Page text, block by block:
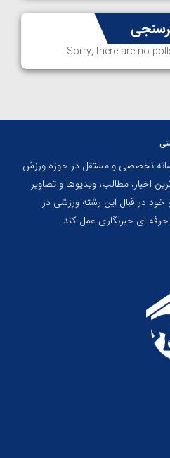
Sorry, there are no
تخصصی و مستقل در حوزه ورزش
اخبار، مطالب، ویدیوها و تصاویر
در قبال این رشته ورزشی در
ای خبرنگاری عمل کند.